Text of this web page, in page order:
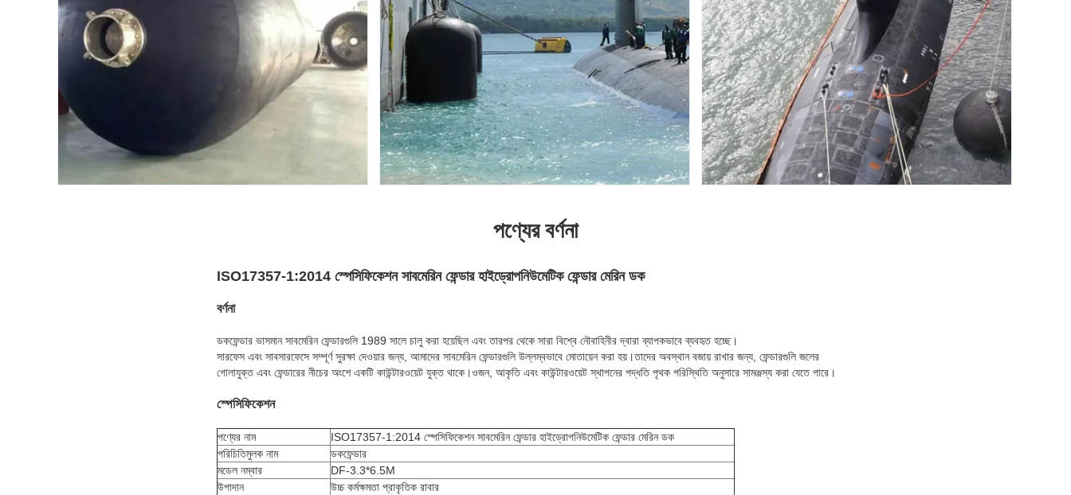
পণ্যের বর্ণনা
ISO17357-1:2014 স্পেসিফিকেশন সাবমেরিন ফেন্ডার হাইড্রোপনিউমেটিক ফেন্ডার মেরিন ডক
বর্ণনা
ডকফেন্ডার ভাসমান সাবমেরিন ফেন্ডারগুলি 1989 সালে চালু করা হয়েছিল এবং তারপর থেকে সারা বিশ্বে নৌবাহিনীর দ্বারা ব্যাপকভাবে ব্যবহৃত হচ্ছে।
সারফেস এবং সাবসারফেসে সম্পূর্ণ সুরক্ষা দেওয়ার জন্য, আমাদের সাবমেরিন ফেন্ডারগুলি উল্লম্বভাবে মোতায়েন করা হয়।তাদের অবস্থান বজায় রাখার জন্য, ফেন্ডারগুলি জলের
গোলাযুক্ত এবং ফেন্ডারের নীচের অংশে একটি কাউন্টারওয়েট যুক্ত থাকে।ওজন, আকৃতি এবং কাউন্টারওয়েট স্থাপনের পদ্ধতি পৃথক পরিস্থিতি অনুসারে সামঞ্জস্য করা যেতে পারে।
স্পেসিফিকেশন
পণ্যের নাম
ISO17357-1:2014 স্পেসিফিকেশন সাবমেরিন ফেন্ডার হাইড্রোপনিউমেটিক ফেন্ডার মেরিন ডক
পরিচিতিমুলক নাম
ডকফেন্ডার
মডেল নম্বার
DF-3.3*6.5M
উপাদান
উচ্চ কর্মক্ষমতা প্রাকৃতিক রাবার